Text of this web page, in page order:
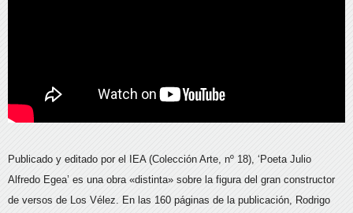
Publicado y editado por el IEA (Colección Arte, nº 18), ‘Poeta Julio
Alfredo Egea’ es una obra «distinta» sobre la figura del gran constructor
de versos de Los Vélez. En las 160 páginas de la publicación, Rodrigo